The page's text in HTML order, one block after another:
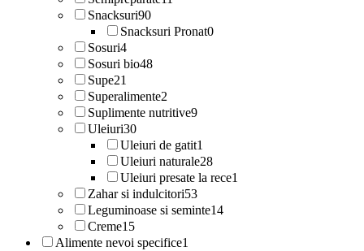
Snacksuri90
Snacksuri Pronat0
Sosuri4
Sosuri bio48
Supe21
Superalimente2
Suplimente nutritive9
Uleiuri30
Uleiuri de gatit1
Uleiuri naturale28
Uleiuri presate la rece1
Zahar si indulcitori53
Leguminoase si seminte14
Creme15
Alimente nevoi specifice1